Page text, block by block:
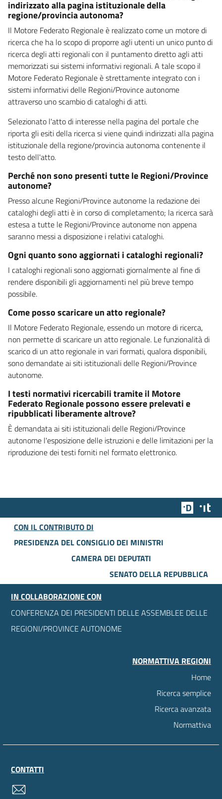
indirizzato alla pagina istituzionale della
regione/provincia autonoma?
Il Motore Federato Regionale è realizzato come un motore di
ricerca che ha lo scopo di proporre agli utenti un unico punto di
ricerca degli atti regionali con il puntamento diretto agli atti
memorizzati sui sistemi informativi regionali. A tale scopo il
Motore Federato Regionale è strettamente integrato con i
sistemi informativi delle Regioni/Province autonome
attraverso uno scambio di cataloghi di atti.
Selezionato l'atto di interesse nella pagina del portale che
riporta gli esiti della ricerca si viene quindi indirizzati alla pagina
istituzionale della regione/provincia autonoma contenente il
testo dell'atto.
Perché non sono presenti tutte le Regioni/Province
autonome?
Presso alcune Regioni/Province autonome la redazione dei
cataloghi degli atti è in corso di completamento; la ricerca sarà
estesa a tutte le Regioni/Province autonome non appena
saranno messi a disposizione i relativi cataloghi.
Ogni quanto sono aggiornati i cataloghi regionali?
I cataloghi regionali sono aggiornati giornalmente al fine di
rendere disponibili gli aggiornamenti nel più breve tempo
possibile.
Come posso scaricare un atto regionale?
Il Motore Federato Regionale, essendo un motore di ricerca,
non permette di scaricare un atto regionale. Le funzionalità di
scarico di un atto regionale in vari formati, qualora disponibili,
sono demandate ai siti istituzionali delle Regioni/Province
autonome.
I testi normativi ricercabili tramite il Motore
Federato Regionale possono essere prelevati e
ripubblicati liberamente altrove?
È demandata ai siti istituzionali delle Regioni/Province
autonome l'esposizione delle istruzioni e delle limitazioni per la
riproduzione dei testi forniti nel formato elettronico.
Team
CON IL CONTRIBUTO DI
PRESIDENZA DEL CONSIGLIO DEI MINISTRI
CAMERA DEI DEPUTATI
SENATO DELLA REPUBBLICA
IN COLLABORAZIONE CON
CONFERENZA DEI PRESIDENTI DELLE ASSEMBLEE DELLE
REGIONI/PROVINCE AUTONOME
NORMATTIVA REGIONI
Home
Ricerca semplice
Ricerca avanzata
Normattiva
CONTATTI